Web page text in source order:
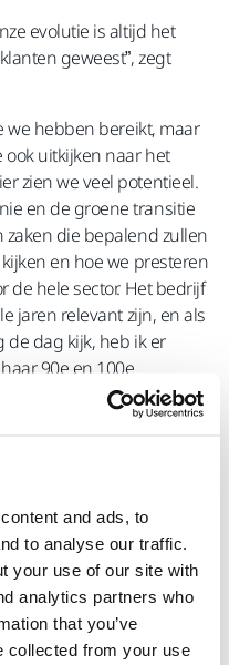
and ads, to
to analyse our traffic.
your use of our site with
analytics partners who
that you’ve
collected from your use
evolutie is altijd het
geweest”, zegt
we hebben bereikt, maar
uitkijken naar het
zien we veel potentieel.
en de groene transitie
die bepalend zullen
en hoe we presteren
de hele sector. Het bedrijf
jaren relevant zijn, en als
de dag kijk, heb ik er
90e en 100e
lane"